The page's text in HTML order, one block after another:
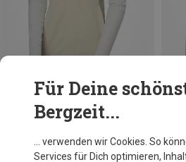
Du sparst 28%
Für Deine
Bergzeit...
… verwenden wir Cookies. So
Services für Dich optimieren,